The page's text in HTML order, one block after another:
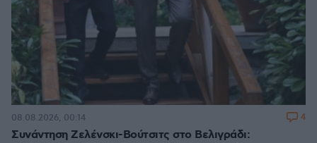
Συνάντηση Ζελένσκι-Βούτσιτς στο Βελιγράδι:
08.08.2026, 00:14 4